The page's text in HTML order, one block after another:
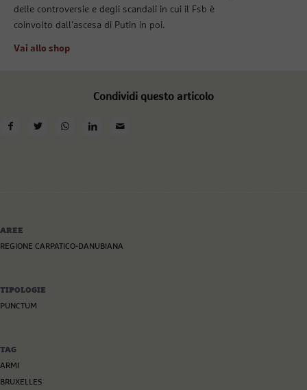
delle controversie e degli scandali in cui il Fsb è
coinvolto dall’ascesa di Putin in poi.
Vai allo shop
Condividi questo articolo
AREE
REGIONE CARPATICO-DANUBIANA
TIPOLOGIE
PUNCTUM
TAG
ARMI
BRUXELLES